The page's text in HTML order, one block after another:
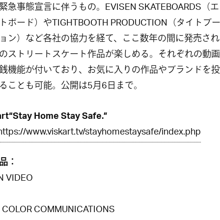
急事態宣言に伴うもの。EVISEN SKATEBOARDS（
ボード）やTIGHTBOOTH PRODUCTION（タイトブ
ン）など各社の協力を経て、ここ数年の間に発売さ
ストリートスケート作品が楽しめる。それぞれの動
機能が付いており、お気に入りの作品やブランドを
ことも可能。公開は5月6日まで。
Home Stay Safe.”
www.viskart.tv/stayhomestaysafe/index.php
：
VIDEO
COMMUNICATIONS